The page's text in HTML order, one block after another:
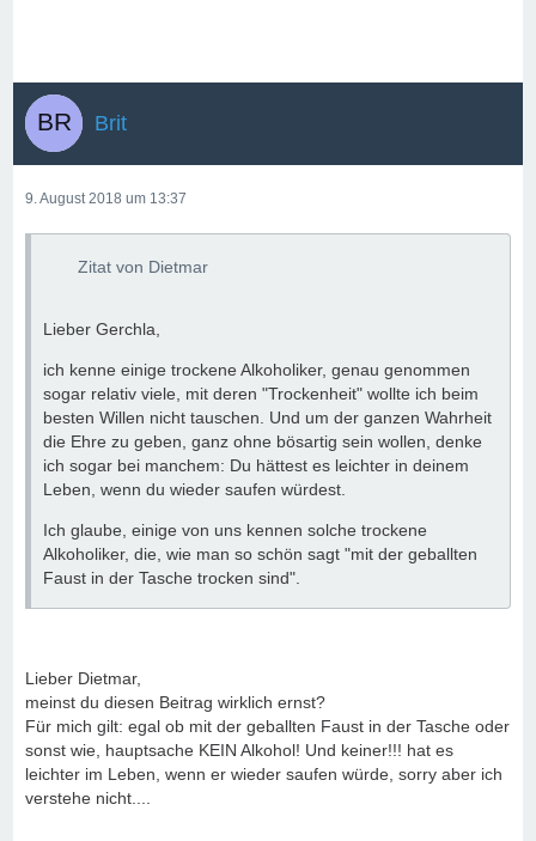
Brit
9. August 2018 um 13:37
Zitat von Dietmar
Lieber Gerchla,
ich kenne einige trockene Alkoholiker, genau genommen
sogar relativ viele, mit deren "Trockenheit" wollte ich beim
besten Willen nicht tauschen. Und um der ganzen Wahrheit
die Ehre zu geben, ganz ohne bösartig sein wollen, denke
ich sogar bei manchem: Du hättest es leichter in deinem
Leben, wenn du wieder saufen würdest.
Ich glaube, einige von uns kennen solche trockene
Alkoholiker, die, wie man so schön sagt "mit der geballten
Faust in der Tasche trocken sind".
Lieber Dietmar,
meinst du diesen Beitrag wirklich ernst?
Für mich gilt: egal ob mit der geballten Faust in der Tasche oder
sonst wie, hauptsache KEIN Alkohol! Und keiner!!! hat es
leichter im Leben, wenn er wieder saufen würde, sorry aber ich
verstehe nicht....